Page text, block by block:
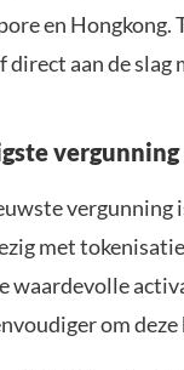
en Hongkong.
direct aan de slag
vergunning
met
waardevolle
om